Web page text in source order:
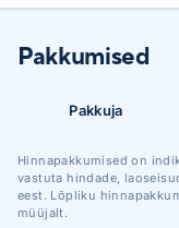
Pakkumised
Pakkuja
Hinnapakkumised on
vastuta hindade,
eest. Lõpliku
müüjalt.